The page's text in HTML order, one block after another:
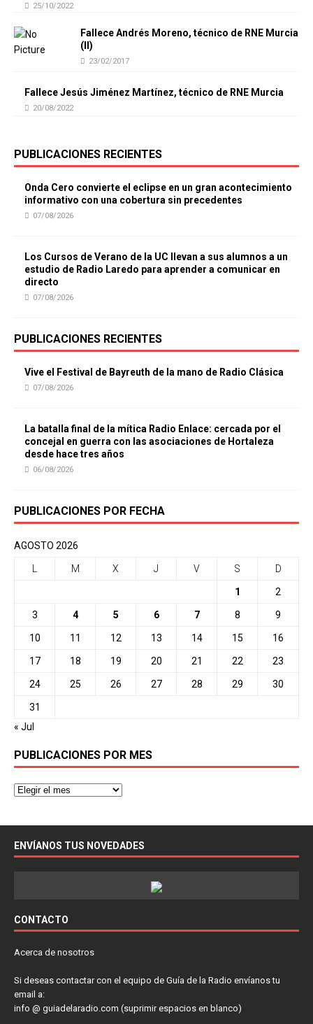
25/10/2022
Fallece Andrés Moreno, técnico de RNE Murcia
(II)
23/02/2017
Fallece Jesús Jiménez Martínez, técnico de RNE Murcia
20/08/2022
PUBLICACIONES RECIENTES
Onda Cero convierte el eclipse en un gran acontecimiento
informativo con una cobertura sin precedentes
07/08/2026
Los Cursos de Verano de la UC llevan a sus alumnos a un
estudio de Radio Laredo para aprender a comunicar en
directo
07/08/2026
PUBLICACIONES RECIENTES
Vive el Festival de Bayreuth de la mano de Radio Clásica
07/08/2026
La batalla final de la mítica Radio Enlace: cercada por el
concejal en guerra con las asociaciones de Hortaleza
desde hace tres años
06/08/2026
PUBLICACIONES POR FECHA
AGOSTO 2026
M X J V S D
1 2
3 4 5 6 7 8 9
10 11 12 13 14 15 16
17 18 19 20 21 22 23
24 25 26 27 28 29 30
31
« Jul
PUBLICACIONES POR MES
ENVÍANOS TUS NOVEDADES
CONTACTO
Acerca de nosotros
Si deseas contactar con el equipo de Guía de la Radio envíanos tu
email a:
info @ guiadelaradio.com (suprimir espacios en blanco)